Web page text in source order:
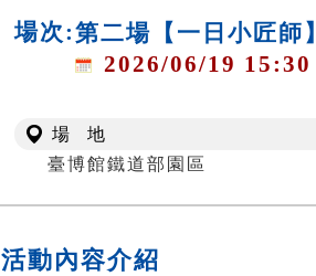
場次:第二場【一日小匠師
2026/06/19
場 地
臺博館鐵道部園區
活動內容介紹